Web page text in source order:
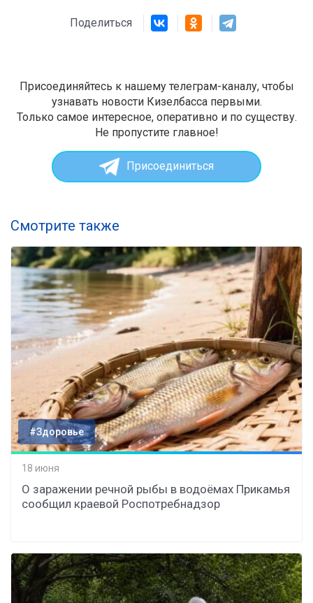
Поделиться
Присоединяйтесь к нашему телеграм-каналу, чтобы
узнавать новости Кизелбасса первыми.
Только самое интересное, оперативно и по существу.
Не пропустите главное!
Присоединиться
Смотрите также
#Здоровье
18 июня
О заражении речной рыбы в водоёмах Прикамья
сообщил краевой Роспотребнадзор